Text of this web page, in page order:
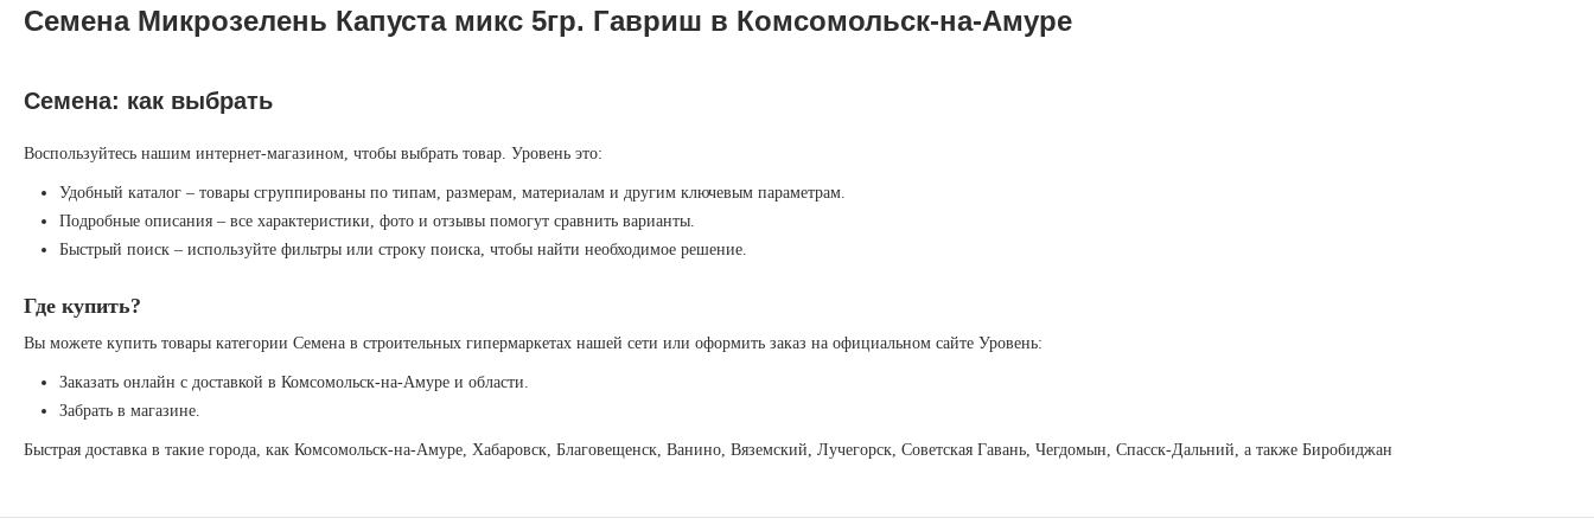
Семена Микрозелень Капуста микс 5гр. Гавриш в Комсомольск-на-Амуре
Семена: как выбрать
Воспользуйтесь нашим интернет-магазином, чтобы выбрать товар. Уровень это:
Удобный каталог – товары сгруппированы по типам, размерам, материалам и другим ключевым параметрам.
Подробные описания – все характеристики, фото и отзывы помогут сравнить варианты.
Быстрый поиск – используйте фильтры или строку поиска, чтобы найти необходимое решение.
Где купить?
Вы можете купить товары категории Семена в строительных гипермаркетах нашей сети или оформить заказ на официальном сайте Уровень:
Заказать онлайн с доставкой в Комсомольск-на-Амуре и области.
Забрать в магазине.
Быстрая доставка в такие города, как Комсомольск-на-Амуре, Хабаровск, Благовещенск, Ванино, Вяземский, Лучегорск, Советская Гавань, Чегдомын, Спасск-Дальний, а также Биробиджан